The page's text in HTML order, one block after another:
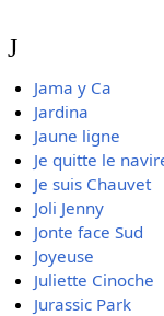
J
Jama y Ca
Jardina
Jaune ligne
Je quitte le
Je suis Chauvet
Joli Jenny
Jonte face Sud
Joyeuse
Juliette Cinoche
Jurassic Park